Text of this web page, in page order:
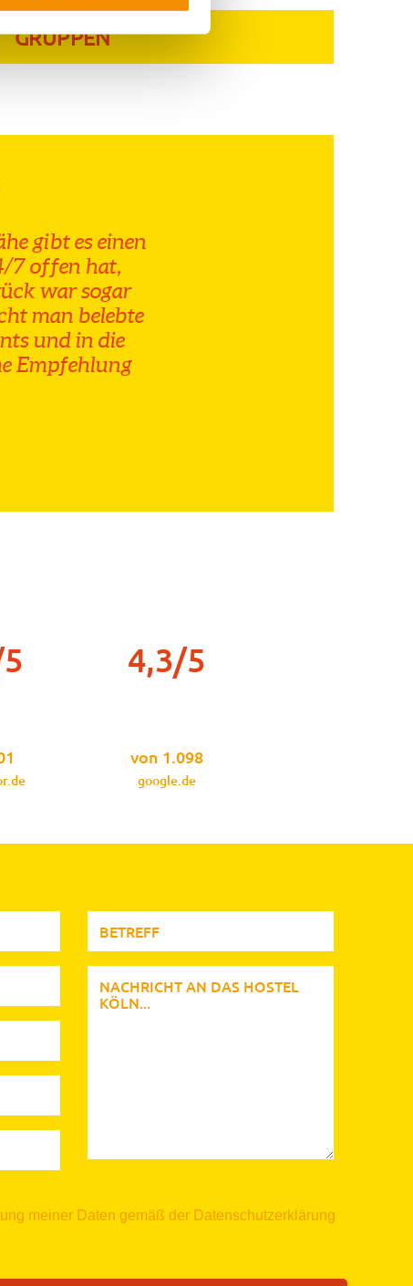
GRUPPEN
gibt es einen
7 offen hat,
war sogar
man belebte
und in die
Empfehlung
4,3/5
von 1.098
google.de
meiner Daten gemäß der Datenschutzerklärung